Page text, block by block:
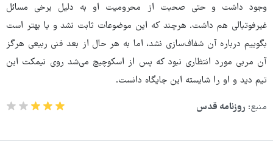
وجود داشت و حتی صحبت از محرومیت او به دلیل برخی مسائل
غیرفوتبالی هم داشت. هرچند که این موضوعات ثابت نشد و یا بهتر است
بگوییم درباره آن شفاف‌سازی نشد، اما به هر حال از بعد فنی ربیعی هرگز
آن مربی مورد انتظاری نبود که پس از اسکوچیچ می‌شد روی نیمکت این
تیم دید و او را شایسته این جایگاه دانست.
منبع: روزنامه قدس